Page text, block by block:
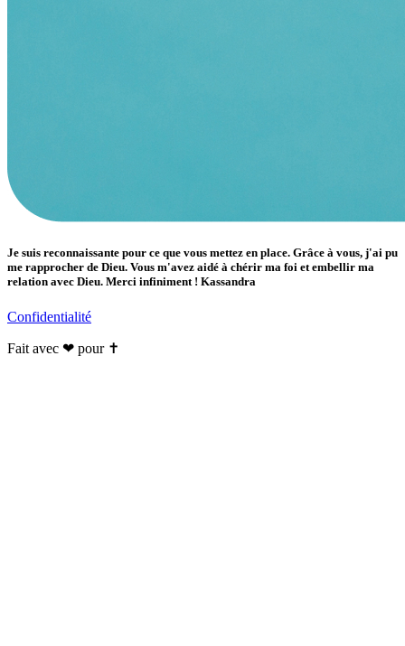
Je suis reconnaissante pour ce que vous mettez en place. Grâce à vous, j'ai pu
me rapprocher de Dieu. Vous m'avez aidé à chérir ma foi et embellir ma
relation avec Dieu. Merci infiniment ! Kassandra
Confidentialité
Fait avec ❤ pour ✝️️